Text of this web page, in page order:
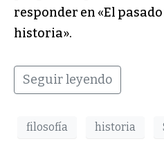
responder en «El pasado
historia».
Seguir leyendo
filosofía historia